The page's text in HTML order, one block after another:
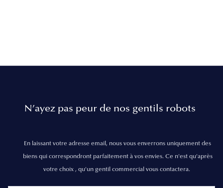
N’ayez pas peur de nos gentils robots
En laissant votre adresse email, nous vous enverrons uniquement des
biens qui correspondront parfaitement à vos envies. Ce n'est qu'après
votre choix , qu'un gentil commercial vous contactera.